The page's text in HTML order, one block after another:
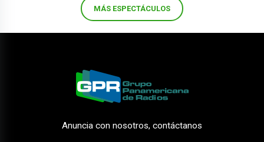
MÁS ESPECTÁCULOS
Anuncia con nosotros, contáctanos